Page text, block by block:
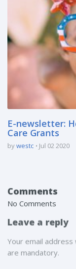
E-newsletter:
Care Grants
bywestc Jul 02 2020
Comments
No Comments
Leave a reply
Your email
are mandatory.